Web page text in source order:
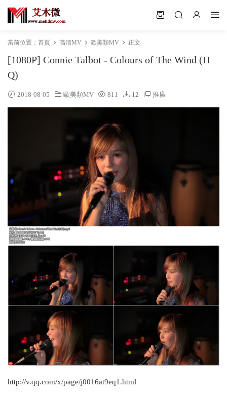
當前位置： 首頁 高清MV 歐美類MV 正文
[1080P] Connie Talbot - Colours of The Wind (H
Q)
2018-08-05 歐美類MV 811 12 推廣
http://v.qq.com/x/page/j0016at9eq1.html